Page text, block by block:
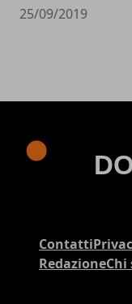
25/09/2019
Contatti
RedazioneChi